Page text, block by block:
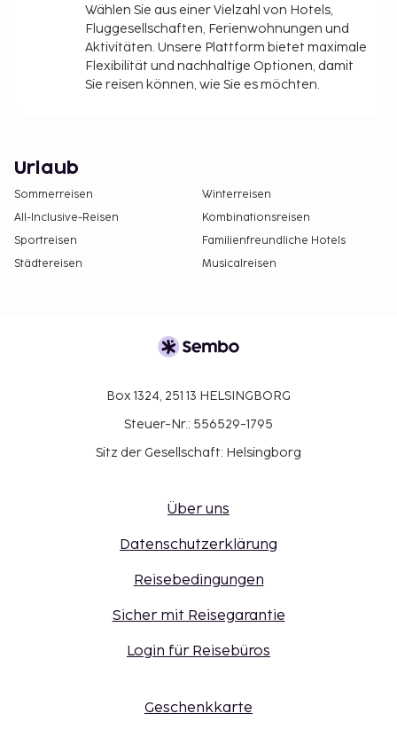
Wählen Sie aus einer Vielzahl von Hotels,
Fluggesellschaften, Ferienwohnungen und
Aktivitäten. Unsere Plattform bietet maximale
Flexibilität und nachhaltige Optionen, damit
Sie reisen können, wie Sie es möchten.
Urlaub
Sommerreisen
Winterreisen
All-Inclusive-Reisen
Kombinationsreisen
Sportreisen
Familienfreundliche Hotels
Städtereisen
Musicalreisen
Box 1324, 251 13 HELSINGBORG
Steuer-Nr.: 556529-1795
Sitz der Gesellschaft: Helsingborg
Über uns
Datenschutzerklärung
Reisebedingungen
Sicher mit Reisegarantie
Login für Reisebüros
Geschenkkarte